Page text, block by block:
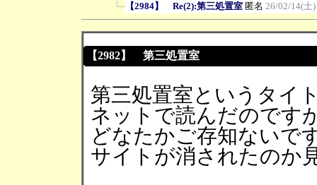
【2984】 Re(2):第三処置室 匿名 26/02/14(土
【2982】 第三処置室
第三処置室というタイ
ネットで読んだのです
どなたかご存知ないで
サイトが消されたのか